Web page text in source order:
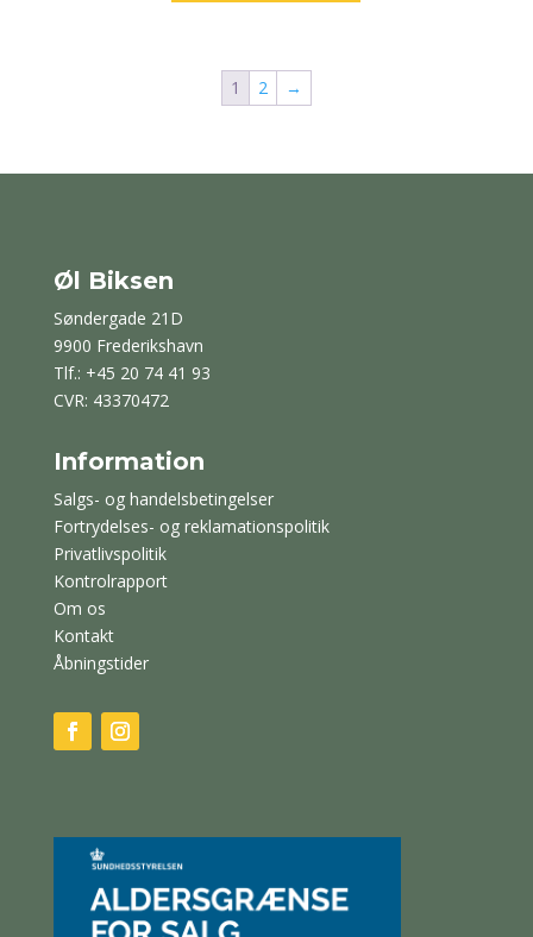
1 2 →
Øl Biksen
Søndergade 21D
9900 Frederikshavn
Tlf.: +45 20 74 41 93
CVR: 43370472
Information
Salgs- og handelsbetingelser
Fortrydelses- og reklamationspolitik
Privatlivspolitik
Kontrolrapport
Om os
Kontakt
Åbningstider